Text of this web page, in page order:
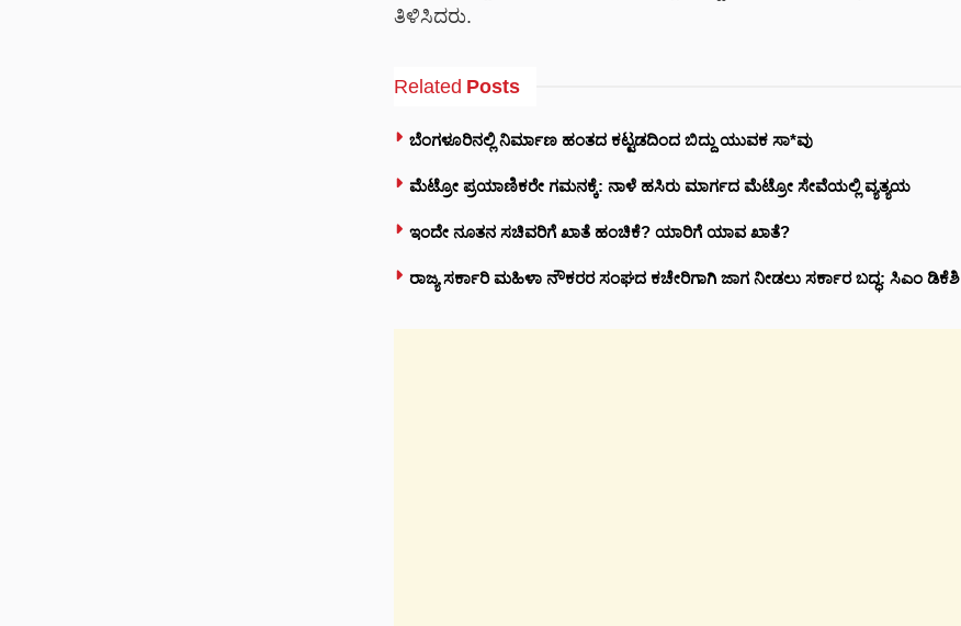
ತಿಳಿಸಿದರು.
Related Posts
ಬೆಂಗಳೂರಿನಲ್ಲಿ ನಿರ್ಮಾಣ ಹಂತದ ಕಟ್ಟಡದಿಂದ ಬಿದ್ದು ಯುವಕ ಸಾ*ವು
ಮೆಟ್ರೋ ಪ್ರಯಾಣಿಕರೇ ಗಮನಕ್ಕೆ: ನಾಳೆ ಹಸಿರು ಮಾರ್ಗದ ಮೆಟ್ರೋ ಸೇವೆಯಲ್ಲಿ ವ್ಯತ್ಯಯ
ಇಂದೇ ನೂತನ ಸಚಿವರಿಗೆ ಖಾತೆ ಹಂಚಿಕೆ? ಯಾರಿಗೆ ಯಾವ ಖಾತೆ?
ರಾಜ್ಯ ಸರ್ಕಾರಿ ಮಹಿಳಾ ನೌಕರರ ಸಂಘದ ಕಚೇರಿಗಾಗಿ ಜಾಗ ನೀಡಲು ಸರ್ಕಾರ ಬದ್ಧ: ಸಿಎಂ ಡಿಕೆಶಿ